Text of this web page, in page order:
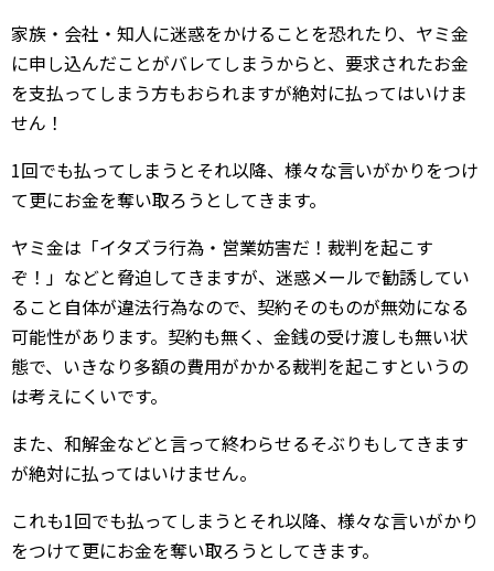
家族・会社・知人に迷惑をかけることを恐れたり、ヤミ金
に申し込んだことがバレてしまうからと、要求されたお金
を支払ってしまう方もおられますが絶対に払ってはいけま
せん！
1回でも払ってしまうとそれ以降、様々な言いがかりをつけ
て更にお金を奪い取ろうとしてきます。
ヤミ金は「イタズラ行為・営業妨害だ！裁判を起こす
ぞ！」などと脅迫してきますが、迷惑メールで勧誘してい
ること自体が違法行為なので、契約そのものが無効になる
可能性があります。契約も無く、金銭の受け渡しも無い状
態で、いきなり多額の費用がかかる裁判を起こすというの
は考えにくいです。
また、和解金などと言って終わらせるそぶりもしてきます
が絶対に払ってはいけません。
これも1回でも払ってしまうとそれ以降、様々な言いがかり
をつけて更にお金を奪い取ろうとしてきます。